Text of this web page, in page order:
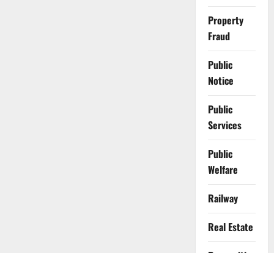
Property
Fraud
Public
Notice
Public
Services
Public
Welfare
Railway
Real Estate